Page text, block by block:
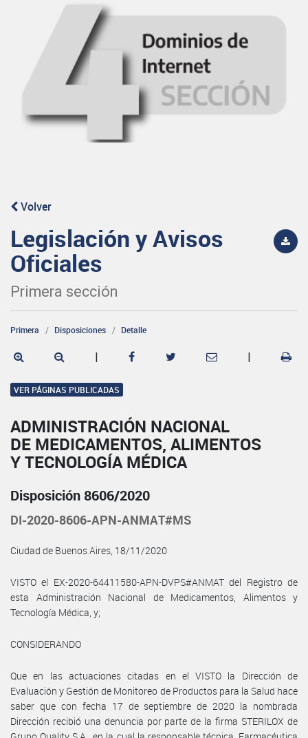
Volver
Legislación y Avisos
Oficiales
Primera sección
Primera Disposiciones Detalle
| |
VER PÁGINAS PUBLICADAS
ADMINISTRACIÓN NACIONAL
DE MEDICAMENTOS, ALIMENTOS
Y TECNOLOGÍA MÉDICA
Disposición 8606/2020
DI-2020-8606-APN-ANMAT#MS
Ciudad de Buenos Aires, 18/11/2020
VISTO el EX-2020-64411580-APN-DVPS#ANMAT del Registro de
esta Administración Nacional de Medicamentos, Alimentos y
Tecnología Médica, y;
CONSIDERANDO
Que en las actuaciones citadas en el VISTO la Dirección de
Evaluación y Gestión de Monitoreo de Productos para la Salud hace
saber que con fecha 17 de septiembre de 2020 la nombrada
Dirección recibió una denuncia por parte de la firma STERILOX de